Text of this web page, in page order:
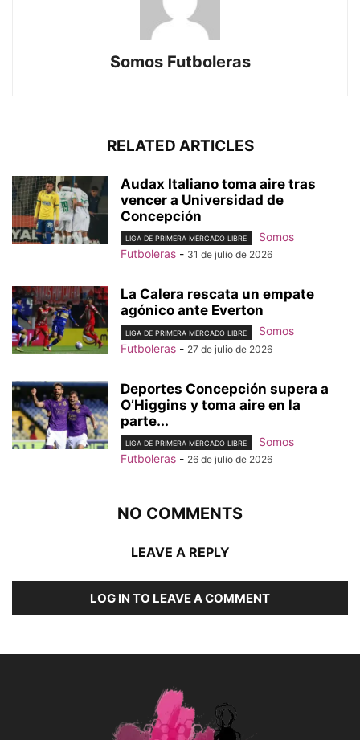
Somos Futboleras
RELATED ARTICLES
Audax Italiano toma aire tras
vencer a Universidad de
Concepción
LIGA DE PRIMERA MERCADO LIBRE
Somos
Futboleras - 31 de julio de 2026
La Calera rescata un empate
agónico ante Everton
LIGA DE PRIMERA MERCADO LIBRE
Somos
Futboleras - 27 de julio de 2026
Deportes Concepción supera a
O’Higgins y toma aire en la
parte...
LIGA DE PRIMERA MERCADO LIBRE
Somos
Futboleras - 26 de julio de 2026
NO COMMENTS
LEAVE A REPLY
LOG IN TO LEAVE A COMMENT